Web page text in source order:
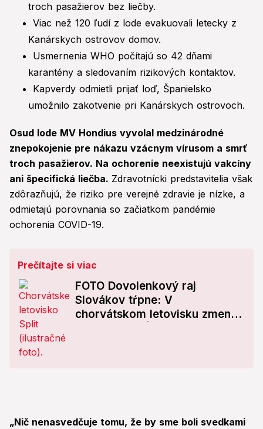
troch pasažierov bez liečby.
Viac než 120 ľudí z lode evakuovali letecky z
Kanárskych ostrovov domov.
Usmernenia WHO počítajú so 42 dňami
karantény a sledovaním rizikových kontaktov.
Kapverdy odmietli prijať loď, Španielsko
umožnilo zakotvenie pri Kanárskych ostrovoch.
Osud lode MV Hondius vyvolal medzinárodné
znepokojenie pre nákazu vzácnym vírusom a smrť
troch pasažierov. Na ochorenie neexistujú vakcíny
ani špecifická liečba. Zdravotnícki predstavitelia však
zdôrazňujú, že riziko pre verejné zdravie je nízke, a
odmietajú porovnania so začiatkom pandémie
ochorenia COVID-19.
Prečítajte si viac
FOTO Dovolenkový raj
Slovákov tŕpne: V
chorvátskom letovisku zmenilo
„Nič nenasvedčuje tomu, že by sme boli svedkami